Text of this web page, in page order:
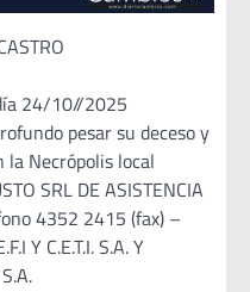
24/10//2025
pesar su deceso y
la Necrópolis local
SRL DE ASISTENCIA
4352 2415 (fax) –
Y C.E.T.I. S.A. Y